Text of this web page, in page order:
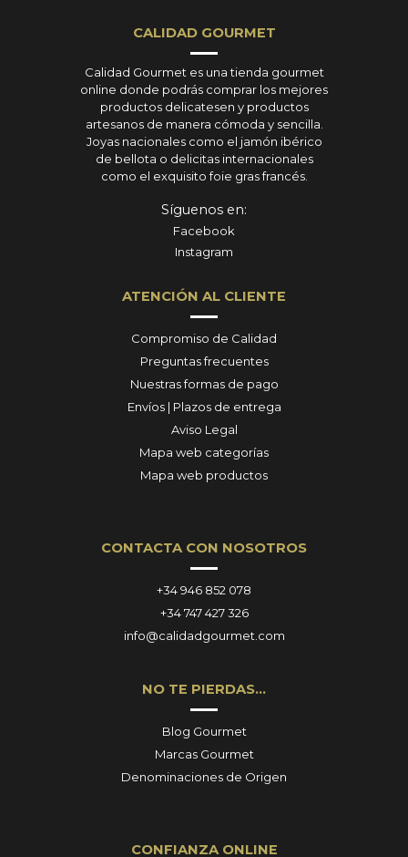
CALIDAD GOURMET
Calidad Gourmet es una tienda gourmet
online donde podrás comprar los mejores
productos delicatesen y productos
artesanos de manera cómoda y sencilla.
Joyas nacionales como el jamón ibérico
de bellota o delicitas internacionales
como el exquisito foie gras francés.
Síguenos en:
Facebook
Instagram
ATENCIÓN AL CLIENTE
Compromiso de Calidad
Preguntas frecuentes
Nuestras formas de pago
Envíos | Plazos de entrega
Aviso Legal
Mapa web categorías
Mapa web productos
CONTACTA CON NOSOTROS
+34 946 852 078
+34 747 427 326
info@calidadgourmet.com
NO TE PIERDAS…
Blog Gourmet
Marcas Gourmet
Denominaciones de Origen
CONFIANZA ONLINE